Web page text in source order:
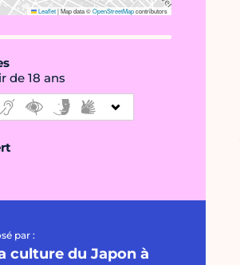
Leaflet|Map data ©OpenStreetMapcontributors
de 18 ans
par :
culture du Japon à